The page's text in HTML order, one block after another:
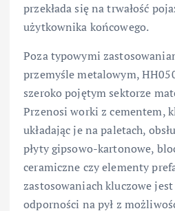
przekłada się na trwałość
użytkownika końcowego.
Poza typowymi
przemyśle metalowym,
szeroko pojętym sektorze
Przenosi worki z cementem,
układając je na paletach,
płyty gipsowo-kartonowe,
ceramiczne czy elementy
zastosowaniach kluczowe jest
odporności na pył z